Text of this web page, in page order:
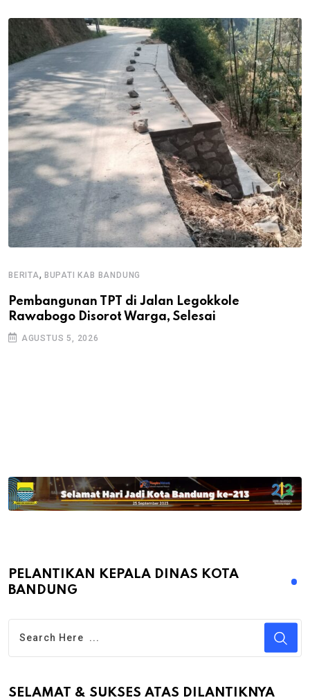
BERITA, BUPATI KAB BANDUNG
Pembangunan TPT di Jalan Legokkole
Rawabogo Disorot Warga, Selesai
AGUSTUS 5, 2026
PELANTIKAN KEPALA DINAS KOTA
BANDUNG
SELAMAT & SUKSES ATAS DILANTIKNYA